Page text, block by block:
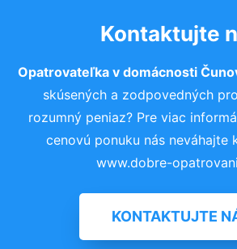
Kontaktujte
Opatrovateľka v domácnosti
skúsených a zodpovedných
rozumný peniaz? Pre viac
cenovú ponuku nás neváhajte
www.dobre-
KONTAKTUJTE